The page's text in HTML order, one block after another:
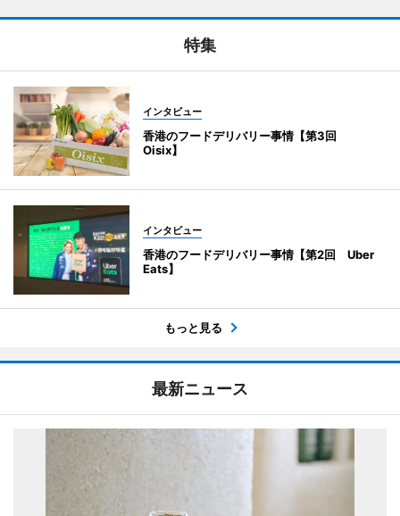
特集
インタビュー
香港のフードデリバリー事情【第3回
Oisix】
インタビュー
香港のフードデリバリー事情【第2回 Uber
Eats】
もっと見る
最新ニュース